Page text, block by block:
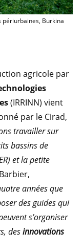
de parcelles
Burkina
agricole par
(IRRINN) vient
par le Cirad,
travailler sur
bassins de
et la petite
années que
des guides qui
s’organiser
desinnovations